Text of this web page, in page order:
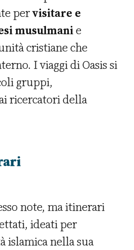
pervisitare e
musulmanie
cristiane che
. I viaggi di Oasis si
gruppi,
ricercatori della
note, ma itinerari
ideati per
islamica nella sua